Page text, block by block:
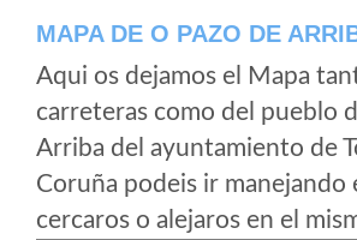
MAPA DE O PAZO DE
Aqui os dejamos el Mapa
carreteras como del pueblo
Arriba del ayuntamiento de
Coruña podeis ir manejando
cercaros o alejaros en el